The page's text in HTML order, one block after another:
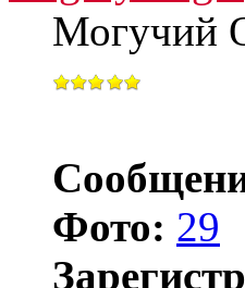
Могучий
Фото: 29